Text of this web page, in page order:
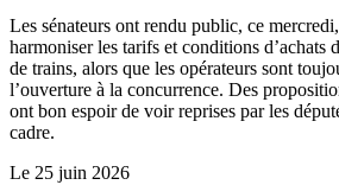
Les sénateurs ont rendu public, ce
harmoniser les tarifs et conditions d’achats
de trains, alors que les opérateurs sont
l’ouverture à la concurrence. Des
ont bon espoir de voir reprises par les
cadre.
Le 25 juin 2026